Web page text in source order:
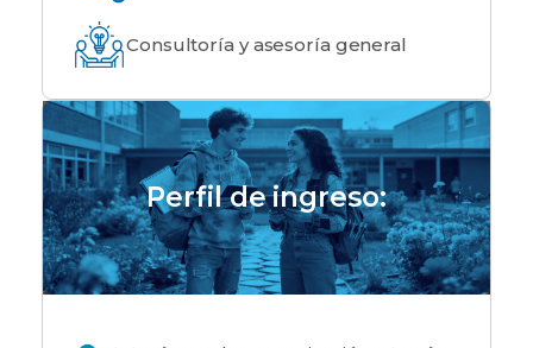
Consultoría y asesoría general
Perfil de ingreso: